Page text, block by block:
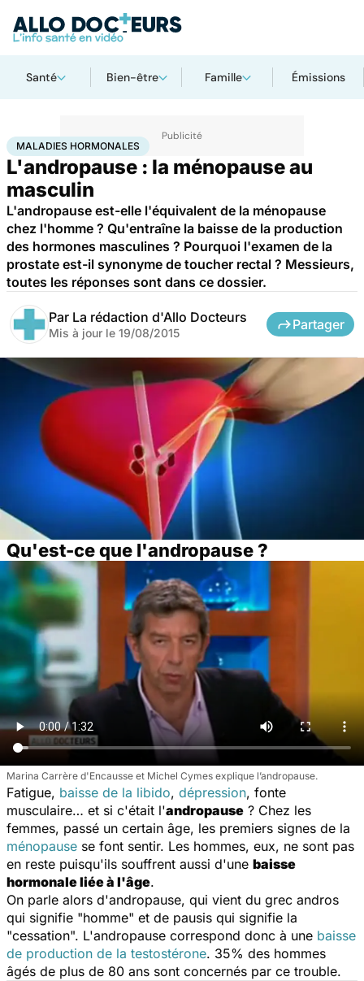
Santé Bien-être Famille Émissions
AccueilSantéMaladies hormonales
MALADIES HORMONALES
L'andropause : la ménopause au
masculin
L'andropause est-elle l'équivalent de la ménopause
chez l'homme ? Qu'entraîne la baisse de la production
des hormones masculines ? Pourquoi l'examen de la
prostate est-il synonyme de toucher rectal ? Messieurs,
toutes les réponses sont dans ce dossier.
Par La rédaction d'Allo Docteurs
Mis à jour le 19/08/2015
Partager
Qu'est-ce que l'andropause ?
Marina Carrère d'Encausse et Michel Cymes explique l’andropause.
Fatigue, baisse de la libido, dépression, fonte
musculaire… et si c'était l'andropause ? Chez les
femmes, passé un certain âge, les premiers signes de la
ménopause se font sentir. Les hommes, eux, ne sont pas
en reste puisqu'ils souffrent aussi d'une baisse
hormonale liée à l'âge.
On parle alors d'andropause, qui vient du grec andros
qui signifie "homme" et de pausis qui signifie la
"cessation". L'andropause correspond donc à une baisse
de production de la testostérone. 35% des hommes
âgés de plus de 80 ans sont concernés par ce trouble.